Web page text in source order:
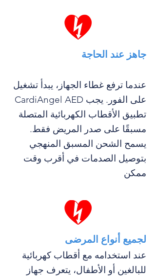
جاهز عند الحاجة
عندما ترفع غطاء الجهاز، يبدأ تشغيل
CardiAngel AED على الفور. يجب
تطبيق الأقطاب الكهربائية المتصلة
مسبقًا على صدر المريض فقط.
يسمح الشحن المسبق المنهجي
بتوصيل الصدمات في أقرب وقت
ممكن
لجميع أنواع المرضى
عند استخدامه مع أقطاب كهربائية
للبالغين أو الأطفال، يتعرف جهاز